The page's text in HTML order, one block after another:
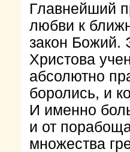
Главнейший
любви к
закон Божий.
Христова
абсолютно
боролись, и
И именно
и от
множества